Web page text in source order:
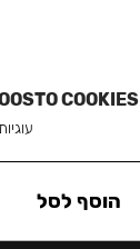
COOKIES
הוסף לסל